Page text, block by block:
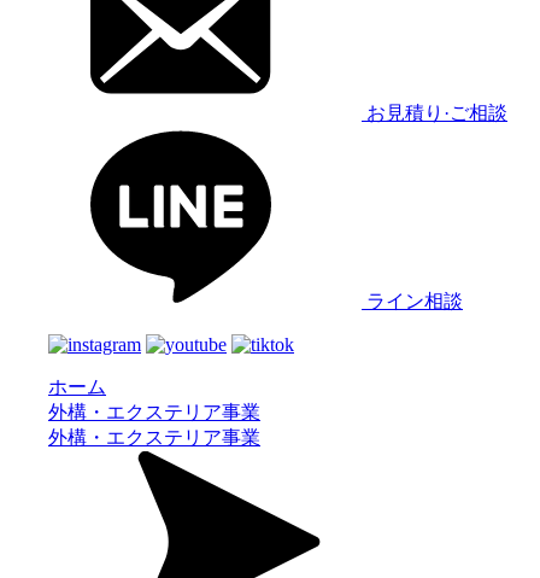
お見積り·ご相談
ライン相談
ホーム
外構・エクステリア事業
外構・エクステリア事業